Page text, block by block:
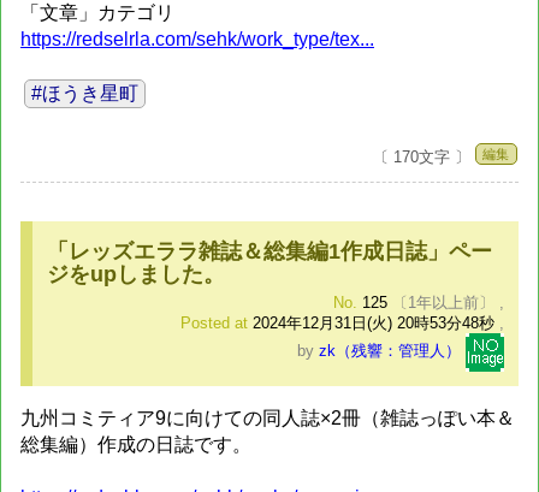
「文章」カテゴリ
https://redselrla.com/sehk/work_type/tex...
#ほうき星町
〔 170文字 〕 編集
「レッズエララ雑誌＆総集編1作成日誌」ペー
ジをupしました。
No. 125 〔1年以上前〕
Posted at 2024年12月31日(火) 20時53分48秒
by zk（残響：管理人）
九州コミティア9に向けての同人誌×2冊（雑誌っぽい本＆
総集編）作成の日誌です。